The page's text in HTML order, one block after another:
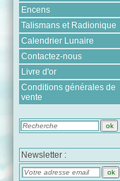
Encens
Talismans et Radionique
Calendrier Lunaire
Contactez-nous
Livre d'or
Conditions générales de
vente
Newsletter :